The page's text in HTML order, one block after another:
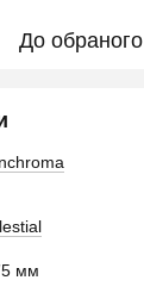
До обраного
мм